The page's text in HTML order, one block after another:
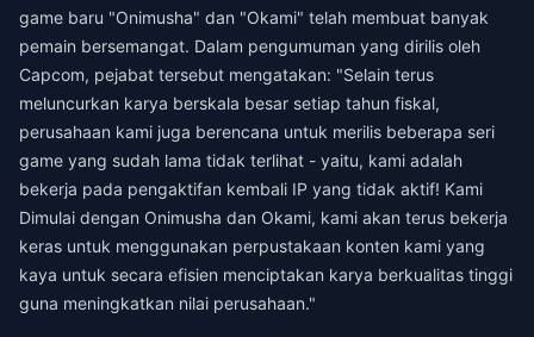
game baru "Onimusha" dan "Okami" telah membuat banyak
pemain bersemangat. Dalam pengumuman yang dirilis oleh
Capcom, pejabat tersebut mengatakan: "Selain terus
meluncurkan karya berskala besar setiap tahun fiskal,
perusahaan kami juga berencana untuk merilis beberapa seri
game yang sudah lama tidak terlihat - yaitu, kami adalah
bekerja pada pengaktifan kembali IP yang tidak aktif! Kami
Dimulai dengan Onimusha dan Okami, kami akan terus bekerja
keras untuk menggunakan perpustakaan konten kami yang
kaya untuk secara efisien menciptakan karya berkualitas tinggi
guna meningkatkan nilai perusahaan."